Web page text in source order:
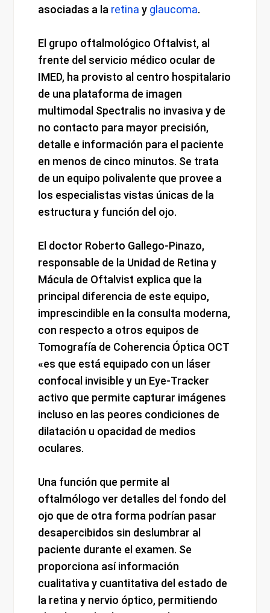
asociadas a la retina y glaucoma.
El grupo oftalmológico Oftalvist, al
frente del servicio médico ocular de
IMED, ha provisto al centro hospitalario
de una plataforma de imagen
multimodal Spectralis no invasiva y de
no contacto para mayor precisión,
detalle e información para el paciente
en menos de cinco minutos. Se trata
de un equipo polivalente que provee a
los especialistas vistas únicas de la
estructura y función del ojo.
El doctor Roberto Gallego-Pinazo,
responsable de la Unidad de Retina y
Mácula de Oftalvist explica que la
principal diferencia de este equipo,
imprescindible en la consulta moderna,
con respecto a otros equipos de
Tomografía de Coherencia Óptica OCT
«es que está equipado con un láser
confocal invisible y un Eye-Tracker
activo que permite capturar imágenes
incluso en las peores condiciones de
dilatación u opacidad de medios
oculares.
Una función que permite al
oftalmólogo ver detalles del fondo del
ojo que de otra forma podrían pasar
desapercibidos sin deslumbrar al
paciente durante el examen. Se
proporciona así información
cualitativa y cuantitativa del estado de
la retina y nervio óptico, permitiendo